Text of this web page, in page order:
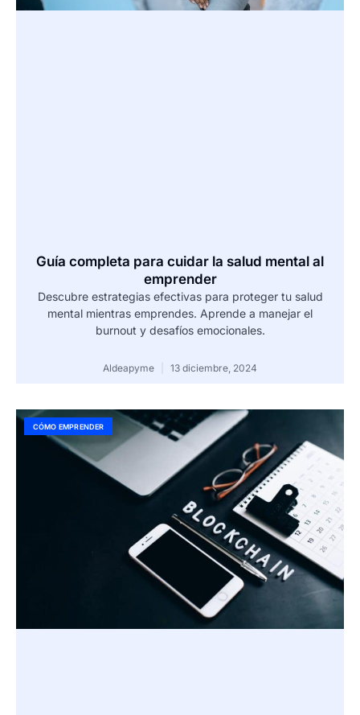
Guía completa para cuidar la salud mental al
emprender
Descubre estrategias efectivas para proteger tu salud
mental mientras emprendes. Aprende a manejar el
burnout y desafíos emocionales.
Aldeapyme 13 diciembre, 2024
CÓMO EMPRENDER